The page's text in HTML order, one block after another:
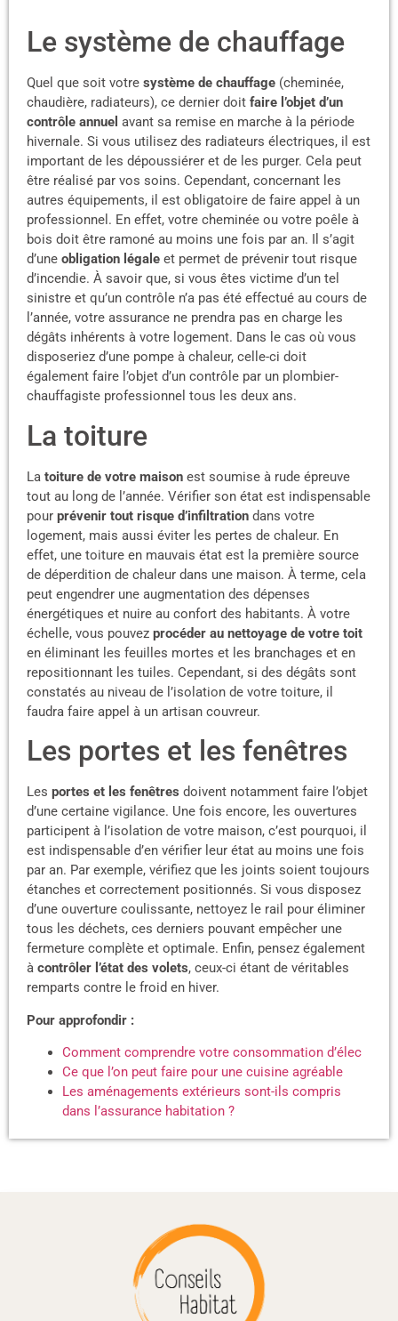
Le système de chauffage
Quel que soit votre système de chauffage (cheminée,
chaudière, radiateurs), ce dernier doit faire l’objet d’un
contrôle annuel avant sa remise en marche à la période
hivernale. Si vous utilisez des radiateurs électriques, il est
important de les dépoussiérer et de les purger. Cela peut
être réalisé par vos soins. Cependant, concernant les
autres équipements, il est obligatoire de faire appel à un
professionnel. En effet, votre cheminée ou votre poêle à
bois doit être ramoné au moins une fois par an. Il s’agit
d’une obligation légale et permet de prévenir tout risque
d’incendie. À savoir que, si vous êtes victime d’un tel
sinistre et qu’un contrôle n’a pas été effectué au cours de
l’année, votre assurance ne prendra pas en charge les
dégâts inhérents à votre logement. Dans le cas où vous
disposeriez d’une pompe à chaleur, celle-ci doit
également faire l’objet d’un contrôle par un plombier-
chauffagiste professionnel tous les deux ans.
La toiture
La toiture de votre maison est soumise à rude épreuve
tout au long de l’année. Vérifier son état est indispensable
pour prévenir tout risque d’infiltration dans votre
logement, mais aussi éviter les pertes de chaleur. En
effet, une toiture en mauvais état est la première source
de déperdition de chaleur dans une maison. À terme, cela
peut engendrer une augmentation des dépenses
énergétiques et nuire au confort des habitants. À votre
échelle, vous pouvez procéder au nettoyage de votre toit
en éliminant les feuilles mortes et les branchages et en
repositionnant les tuiles. Cependant, si des dégâts sont
constatés au niveau de l’isolation de votre toiture, il
faudra faire appel à un artisan couvreur.
Les portes et les fenêtres
Les portes et les fenêtres doivent notamment faire l’objet
d’une certaine vigilance. Une fois encore, les ouvertures
participent à l’isolation de votre maison, c’est pourquoi, il
est indispensable d’en vérifier leur état au moins une fois
par an. Par exemple, vérifiez que les joints soient toujours
étanches et correctement positionnés. Si vous disposez
d’une ouverture coulissante, nettoyez le rail pour éliminer
tous les déchets, ces derniers pouvant empêcher une
fermeture complète et optimale. Enfin, pensez également
à contrôler l’état des volets, ceux-ci étant de véritables
remparts contre le froid en hiver.
Pour approfondir :
Comment comprendre votre consommation d’élec
Ce que l’on peut faire pour une cuisine agréable
Les aménagements extérieurs sont-ils compris
dans l’assurance habitation ?